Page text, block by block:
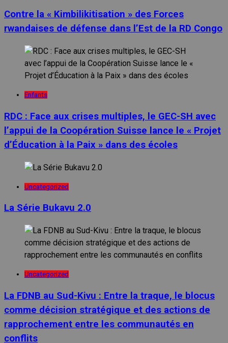
Contre la « Kimbilikitisation » des Forces
rwandaises de défense dans l’Est de la RD Congo
Enfants
RDC : Face aux crises multiples, le GEC-SH avec
l’appui de la Coopération Suisse lance le « Projet
d’Éducation à la Paix » dans des écoles
Uncategorized
La Série Bukavu 2.0
Uncategorized
La FDNB au Sud-Kivu : Entre la traque, le blocus
comme décision stratégique et des actions de
rapprochement entre les communautés en
conflits